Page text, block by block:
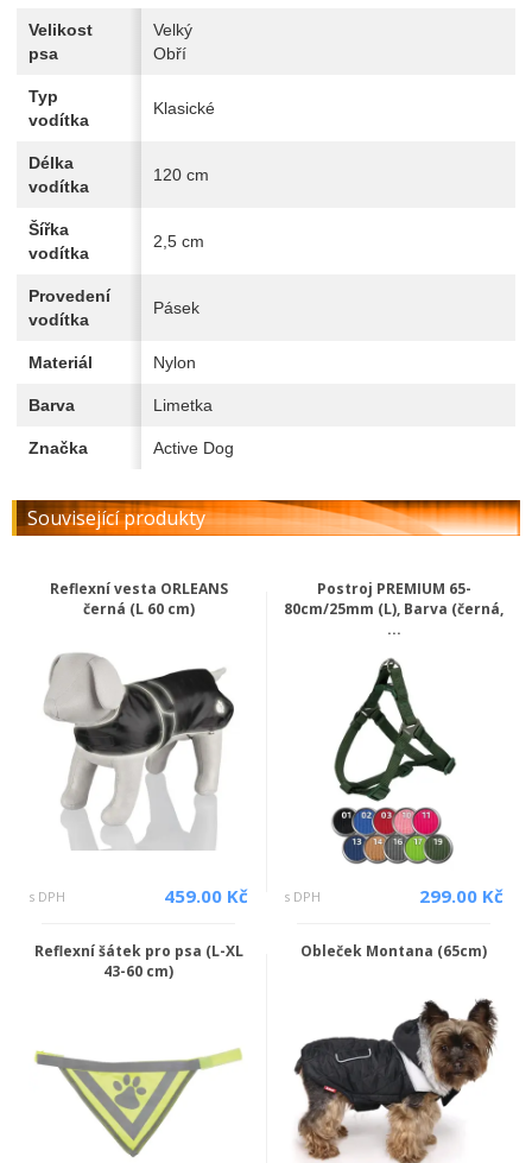
Velikost
psa
Velký
Obří
Typ
vodítka
Klasické
Délka
vodítka
120 cm
Šířka
vodítka
2,5 cm
Provedení
vodítka
Pásek
Materiál Nylon
Barva Limetka
Značka Active Dog
Související produkty
Reflexní vesta ORLEANS
černá (L 60 cm)
s DPH 459.00 Kč
Postroj PREMIUM 65-
80cm/25mm (L), Barva (černá,
...
s DPH 299.00 Kč
Reflexní šátek pro psa (L-XL
43-60 cm)
Obleček Montana (65cm)